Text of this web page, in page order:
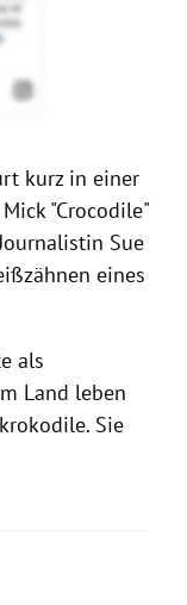
kurz in einer
"Crocodile"
Sue
eines
als
Land leben
Sie